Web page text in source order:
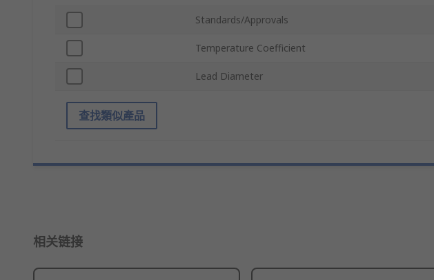
Standards/Approvals
Temperature Coefficient
Lead Diameter
查找類似產品
相关链接